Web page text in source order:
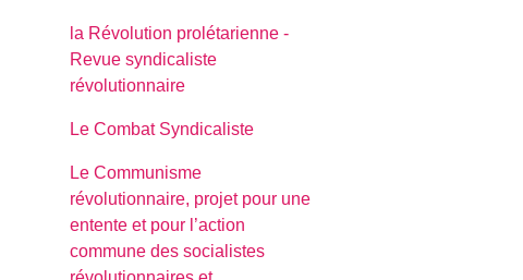
la Révolution prolétarienne -
Revue syndicaliste
révolutionnaire
Le Combat Syndicaliste
Le Communisme
révolutionnaire, projet pour une
entente et pour l’action
commune des socialistes